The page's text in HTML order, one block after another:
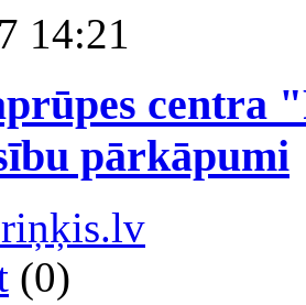
14:21
pārkāpumi
(0)